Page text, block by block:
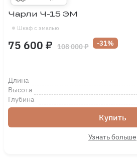
Шкаф с эмалью
Чарли Ч-15 ЭМ
75 600 ₽ 108 000 ₽ -31%
Длина
Высота
Глубина
Купить
Узнать больше